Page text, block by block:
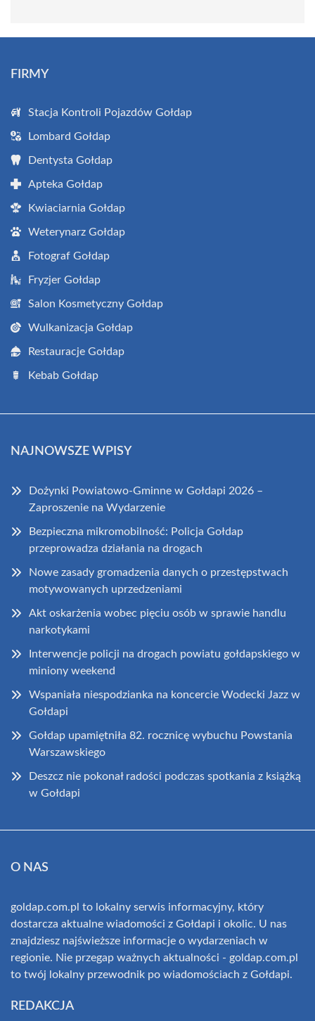
FIRMY
Stacja Kontroli Pojazdów Gołdap
Lombard Gołdap
Dentysta Gołdap
Apteka Gołdap
Kwiaciarnia Gołdap
Weterynarz Gołdap
Fotograf Gołdap
Fryzjer Gołdap
Salon Kosmetyczny Gołdap
Wulkanizacja Gołdap
Restauracje Gołdap
Kebab Gołdap
NAJNOWSZE WPISY
Dożynki Powiatowo-Gminne w Gołdapi 2026 –
Zaproszenie na Wydarzenie
Bezpieczna mikromobilność: Policja Gołdap
przeprowadza działania na drogach
Nowe zasady gromadzenia danych o przestępstwach
motywowanych uprzedzeniami
Akt oskarżenia wobec pięciu osób w sprawie handlu
narkotykami
Interwencje policji na drogach powiatu gołdapskiego w
miniony weekend
Wspaniała niespodzianka na koncercie Wodecki Jazz w
Gołdapi
Gołdap upamiętniła 82. rocznicę wybuchu Powstania
Warszawskiego
Deszcz nie pokonał radości podczas spotkania z książką
w Gołdapi
O NAS
goldap.com.pl to lokalny serwis informacyjny, który
dostarcza aktualne wiadomości z Gołdapi i okolic. U nas
znajdziesz najświeższe informacje o wydarzeniach w
regionie. Nie przegap ważnych aktualności - goldap.com.pl
to twój lokalny przewodnik po wiadomościach z Gołdapi.
REDAKCJA